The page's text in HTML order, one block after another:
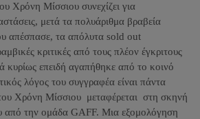
Χρόνη Μίσσιου συνεχίζει για
μετά τα πολυάριθμα βραβεία
απέσπασε, τα απόλυτα sold out
κριτικές από τους πλέον έγκριτους
κυρίως επειδή αγαπήθηκε από το κοινό
λόγος του συγγραφέα είναι πάντα
Χρόνη Μίσσιου μεταφέρεται στη σκηνή
από την ομάδα GAFF. Μια εξομολόγηση